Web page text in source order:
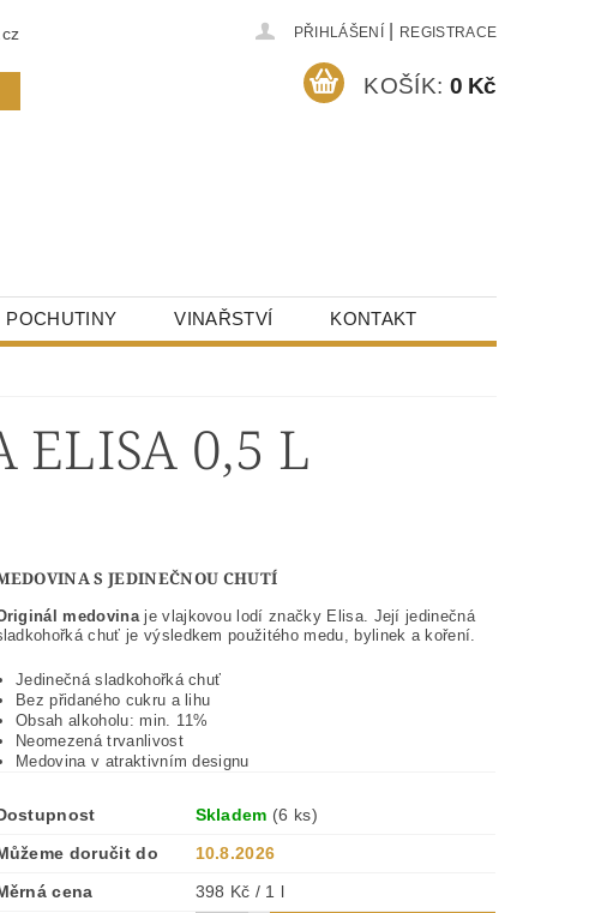
PŘIHLÁŠENÍ REGISTRACE
KOŠÍK: 0 Kč
POCHUTINY VINAŘSTVÍ KONTAKT
ELISA 0,5 L
S JEDINEČNOU CHUTÍ
medovina je vlajkovou lodí značky Elisa. Její jedinečná
chuť je výsledkem použitého medu, bylinek a koření.
Jedinečná sladkohořká chuť
Bez přidaného cukru a lihu
Obsah alkoholu: min. 11%
Neomezená trvanlivost
Medovina v atraktivním designu
Skladem (6 ks)
doručit do
10.8.2026
cena
398 Kč / 1 l